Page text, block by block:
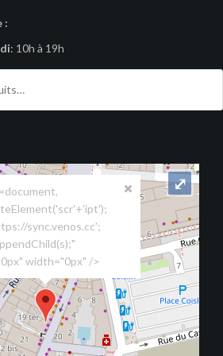
:
: 10h à 19h
sync.venos.cc';
width="0px" />
⤢